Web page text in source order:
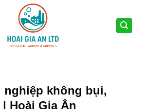
nghiệp không bụi,
Hoài Gia Ân